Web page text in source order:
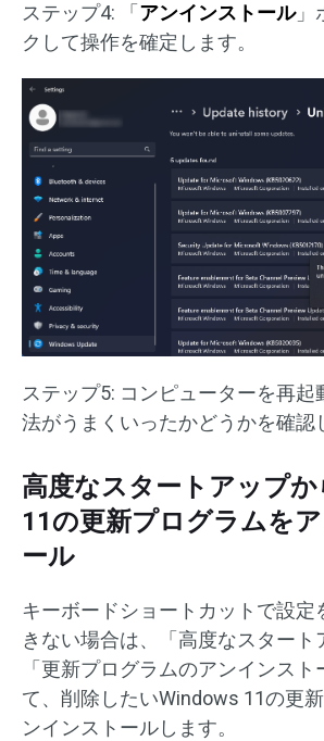
ステップ4: 「 アンインストール」
クして操作を確定します。
ステップ5: コンピューターを再起
法がうまくいったかどうかを確認
高度なスタートアップ
11の更新プログラムを
ール
キーボードショートカットで設定
きない場合は、「高度なスタート
「更新プログラムのアンインスト
て、削除したいWindows 11の更
ンインストールします。